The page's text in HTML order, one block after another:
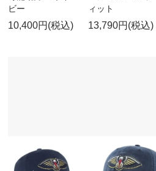
ビー
10,400円(税込)
ィット
13,790円(税込)